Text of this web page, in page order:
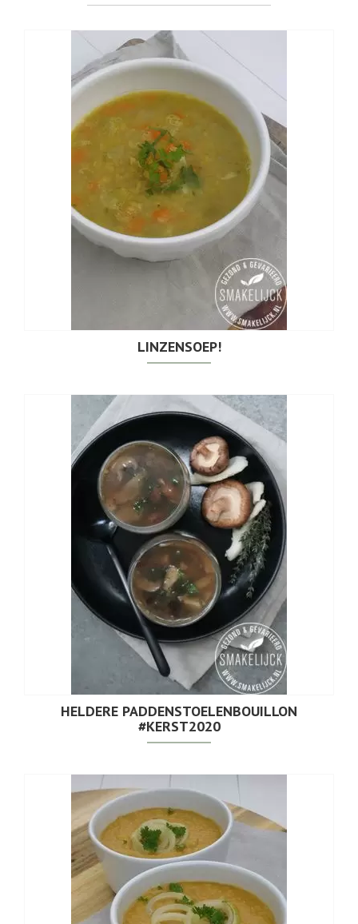
LINZENSOEP!
HELDERE PADDENSTOELENBOUILLON
#KERST2020